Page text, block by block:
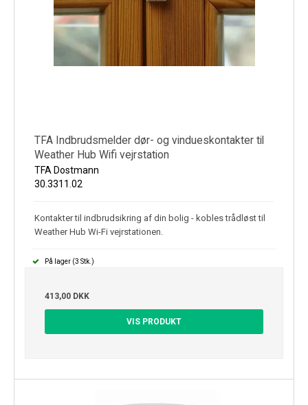
TFA Indbrudsmelder dør- og vindueskontakter til
Weather Hub Wifi vejrstation
TFA Dostmann
30.3311.02
Kontakter til indbrudsikring af din bolig - kobles trådløst til
Weather Hub Wi-Fi vejrstationen.
På lager (3 Stk.)
413,00 DKK
VIS PRODUKT